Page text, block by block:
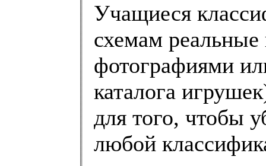
Учащиеся
схемам
фотографиями
каталога
для того, чтобы
любой